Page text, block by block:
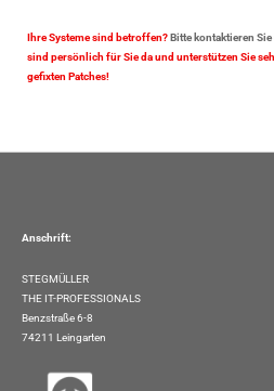
Ihre Systeme sind betroffen?Bitte kontaktieren Sie
sind persönlich für Sie da und unterstützen Sie
gefixten Patches!
Anschrift:
STEGMÜLLER
THE IT-PROFESSIONALS
Benzstraße 6-8
74211 Leingarten